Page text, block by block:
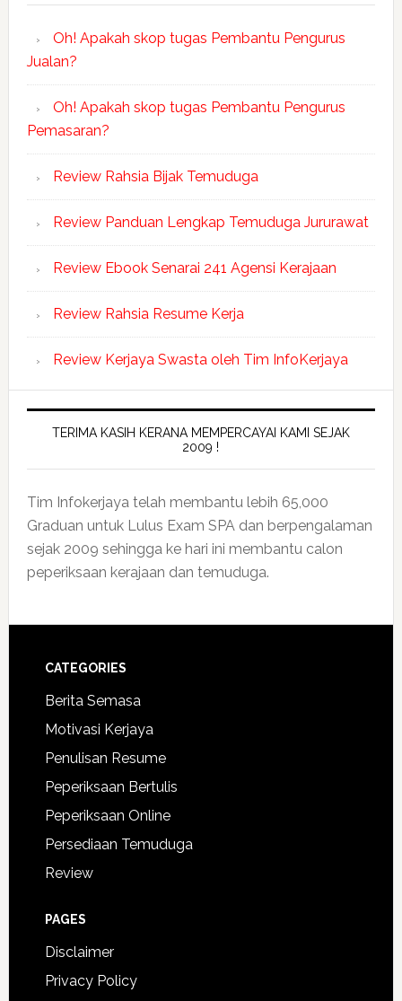
Oh! Apakah skop tugas Pembantu Pengurus
Jualan?
Oh! Apakah skop tugas Pembantu Pengurus
Pemasaran?
Review Rahsia Bijak Temuduga
Review Panduan Lengkap Temuduga Jururawat
Review Ebook Senarai 241 Agensi Kerajaan
Review Rahsia Resume Kerja
Review Kerjaya Swasta oleh Tim InfoKerjaya
TERIMA KASIH KERANA MEMPERCAYAI KAMI SEJAK
2009 !
Tim Infokerjaya telah membantu lebih 65,000
Graduan untuk Lulus Exam SPA dan berpengalaman
sejak 2009 sehingga ke hari ini membantu calon
peperiksaan kerajaan dan temuduga.
CATEGORIES
Berita Semasa
Motivasi Kerjaya
Penulisan Resume
Peperiksaan Bertulis
Peperiksaan Online
Persediaan Temuduga
Review
PAGES
Disclaimer
Privacy Policy